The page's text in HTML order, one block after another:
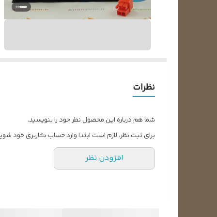
نظرات
شما هم درباره این محصول نظر خود را بنویسید.
برای ثبت نظر، لازم است ابتدا وارد حساب کاربری خود
افزودن نظر